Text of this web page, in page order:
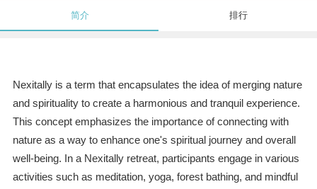
简介 排行
Nexitally is a term that encapsulates the idea of merging nature
and spirituality to create a harmonious and tranquil experience.
This concept emphasizes the importance of connecting with
nature as a way to enhance one's spiritual journey and overall
well-being. In a Nexitally retreat, participants engage in various
activities such as meditation, yoga, forest bathing, and mindful